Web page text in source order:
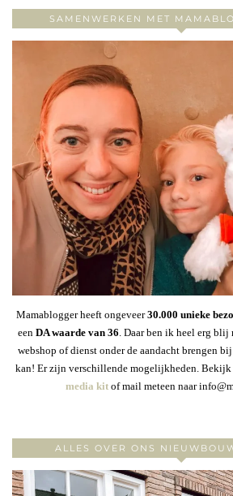
SAMENWERKEN MET
Mamablogger heeft ongeveer30.000 unieke
een DA waarde van 36 . Daar ben ik heel erg
webshop of dienst onder de aandacht brengen
kan! Er zijn verschillende mogelijkheden.
media kitof mail meteen naar
ALLES OVER ONS